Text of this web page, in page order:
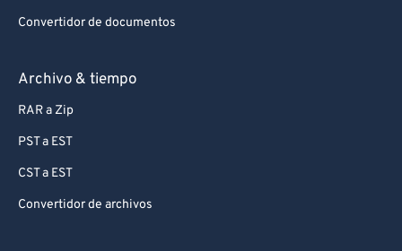
Convertidor de documentos
Archivo & tiempo
RAR a Zip
PST a EST
CST a EST
Convertidor de archivos